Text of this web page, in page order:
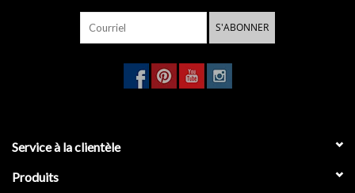
- 54 cm, sans abattant (CL/04.01150.xx).
- 54 cm, avec abattant épais (CL/04.01160.xx).
- 54 cm, avec abattant bas (CL/04.01161.xx).
S'ABONNER
Service à la clientèle
Produits